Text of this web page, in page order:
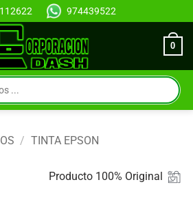
974439522
0
/ TINTA EPSON
Producto 100% Original